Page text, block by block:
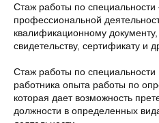
Стаж работы по специальности
профессиональной
квалификационному
свидетельству, сертификату и
Стаж работы по специальности
работника опыта работы по
которая дает возможность
должности в определенных